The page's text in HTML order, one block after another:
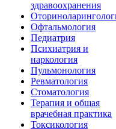
здравоохранения
Офтальмология
Педиатрия
Психиатрия и
наркология
Пульмонология
Ревматология
Стоматология
Терапия и общая
врачебная практика
Токсикология